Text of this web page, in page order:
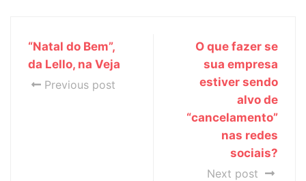
“Natal do Bem”,
da Lello, na Veja
Previous post
O que fazer se
sua empresa
estiver sendo
alvo de
“cancelamento”
nas redes
sociais?
Next post